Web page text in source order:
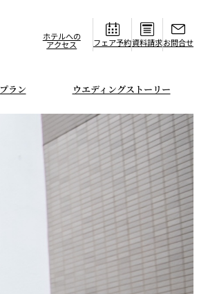
ホテルへの
アクセス フェア 資料請求お問合せ
プラン ウエディングストーリー